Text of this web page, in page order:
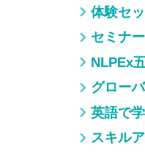
体験セ
セミナ
NLPEx
グロー
英語で
スキル